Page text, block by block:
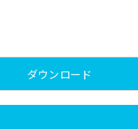
ダウンロード